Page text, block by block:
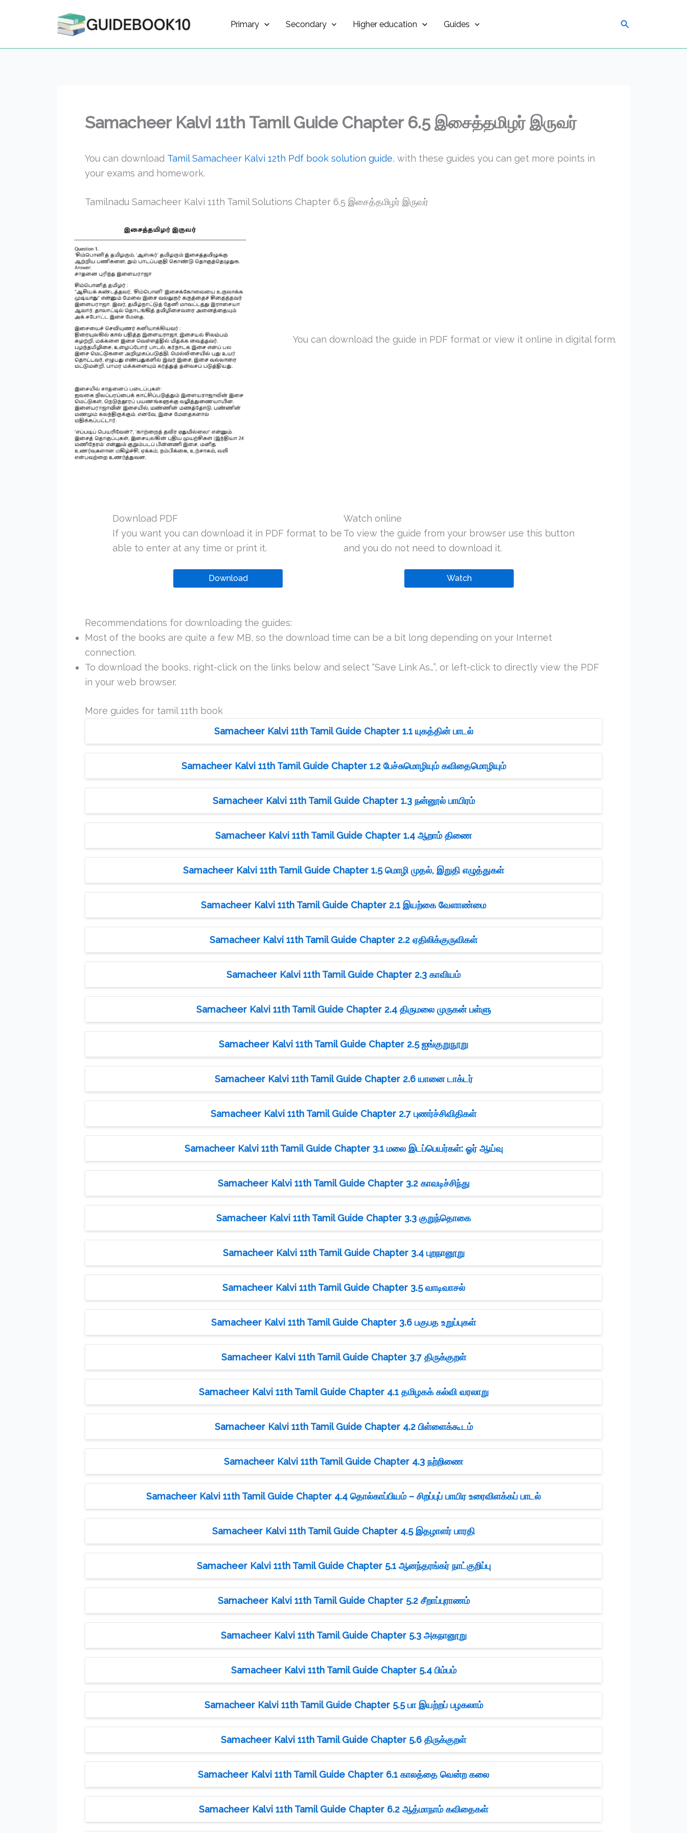
Primary Secondary Higher education Guides Search
Samacheer Kalvi 11th Tamil Guide Chapter 6.5 இசைத்தமிழர் இருவர்
You can download Tamil Samacheer Kalvi 12th Pdf book solution guide, with these guides you can get more points in
your exams and homework.
Tamilnadu Samacheer Kalvi 11th Tamil Solutions Chapter 6.5 இசைத்தமிழர் இருவர்
You can download the guide in PDF format or view it online in digital form.
Download PDF
If you want you can download it in PDF format to be
able to enter at any time or print it.
Download
Watch online
To view the guide from your browser use this button
and you do not need to download it.
Watch
Recommendations for downloading the guides:
Most of the books are quite a few MB, so the download time can be a bit long depending on your Internet
connection.
To download the books, right-click on the links below and select “Save Link As…”, or left-click to directly view the PDF
in your web browser.
More guides for tamil 11th book
Samacheer Kalvi 11th Tamil Guide Chapter 1.1 யுகத்தின் பாடல்
Samacheer Kalvi 11th Tamil Guide Chapter 1.2 பேச்சுமொழியும் கவிதைமொழியும்
Samacheer Kalvi 11th Tamil Guide Chapter 1.3 நன்னூல் பாயிரம்
Samacheer Kalvi 11th Tamil Guide Chapter 1.4 ஆறாம் திணை
Samacheer Kalvi 11th Tamil Guide Chapter 1.5 மொழி முதல், இறுதி எழுத்துகள்
Samacheer Kalvi 11th Tamil Guide Chapter 2.1 இயற்கை வேளாண்மை
Samacheer Kalvi 11th Tamil Guide Chapter 2.2 ஏதிலிக்குருவிகள்
Samacheer Kalvi 11th Tamil Guide Chapter 2.3 காவியம்
Samacheer Kalvi 11th Tamil Guide Chapter 2.4 திருமலை முருகன் பள்ளு
Samacheer Kalvi 11th Tamil Guide Chapter 2.5 ஐங்குறுநூறு
Samacheer Kalvi 11th Tamil Guide Chapter 2.6 யானை டாக்டர்
Samacheer Kalvi 11th Tamil Guide Chapter 2.7 புணர்ச்சிவிதிகள்
Samacheer Kalvi 11th Tamil Guide Chapter 3.1 மலை இடப்பெயர்கள்: ஓர் ஆய்வு
Samacheer Kalvi 11th Tamil Guide Chapter 3.2 காவடிச்சிந்து
Samacheer Kalvi 11th Tamil Guide Chapter 3.3 குறுந்தொகை
Samacheer Kalvi 11th Tamil Guide Chapter 3.4 புறநானூறு
Samacheer Kalvi 11th Tamil Guide Chapter 3.5 வாடிவாசல்
Samacheer Kalvi 11th Tamil Guide Chapter 3.6 பகுபத உறுப்புகள்
Samacheer Kalvi 11th Tamil Guide Chapter 3.7 திருக்குறள்
Samacheer Kalvi 11th Tamil Guide Chapter 4.1 தமிழகக் கல்வி வரலாறு
Samacheer Kalvi 11th Tamil Guide Chapter 4.2 பிள்ளைக்கூடம்
Samacheer Kalvi 11th Tamil Guide Chapter 4.3 நற்றிணை
Samacheer Kalvi 11th Tamil Guide Chapter 4.4 தொல்காப்பியம் – சிறப்புப் பாயிர உரைவிளக்கப் பாடல்
Samacheer Kalvi 11th Tamil Guide Chapter 4.5 இதழாளர் பாரதி
Samacheer Kalvi 11th Tamil Guide Chapter 5.1 ஆனந்தரங்கர் நாட்குறிப்பு
Samacheer Kalvi 11th Tamil Guide Chapter 5.2 சீறாப்புராணம்
Samacheer Kalvi 11th Tamil Guide Chapter 5.3 அகநானூறு
Samacheer Kalvi 11th Tamil Guide Chapter 5.4 பிம்பம்
Samacheer Kalvi 11th Tamil Guide Chapter 5.5 பா இயற்றப் பழகலாம்
Samacheer Kalvi 11th Tamil Guide Chapter 5.6 திருக்குறள்
Samacheer Kalvi 11th Tamil Guide Chapter 6.1 காலத்தை வென்ற கலை
Samacheer Kalvi 11th Tamil Guide Chapter 6.2 ஆத்மாநாம் கவிதைகள்